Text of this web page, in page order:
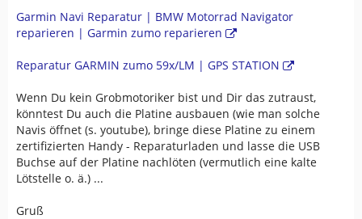
Garmin Navi Reparatur | BMW Motorrad Navigator
reparieren | Garmin zumo reparieren
Reparatur GARMIN zumo 59x/LM | GPS STATION
Wenn Du kein Grobmotoriker bist und Dir das zutraust,
könntest Du auch die Platine ausbauen (wie man solche
Navis öffnet (s. youtube), bringe diese Platine zu einem
zertifizierten Handy - Reparaturladen und lasse die USB
Buchse auf der Platine nachlöten (vermutlich eine kalte
Lötstelle o. ä.) ...
Gruß